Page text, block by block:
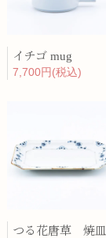
イチゴ mug
7,700円(税込)
つる花唐草 焼皿